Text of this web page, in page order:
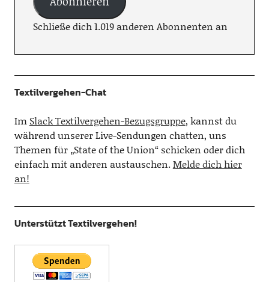
Schließe dich 1.019 anderen Abonnenten an
Textilvergehen-Chat
Im Slack Textilvergehen-Bezugsgruppe, kannst du
während unserer Live-Sendungen chatten, uns
Themen für „State of the Union“ schicken oder dich
einfach mit anderen austauschen.Melde dich hier
an!
Unterstützt Textilvergehen!